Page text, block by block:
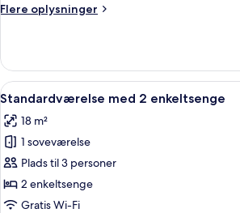
dobbeltseng
Flere oplysninger
Flere
dobbeltværelse
1
Indlæs
alle
billeder
af
Standardværelse
med
2
Et
4
Standardværelse med 2 enkeltsenge
18 m²
1 soveværelse
Plads til 3 personer
2 enkeltsenge
Gratis Wi-Fi